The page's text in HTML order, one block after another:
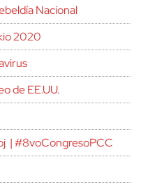
Nacional
2020
de EE.UU.
| #8voCongresoPCC